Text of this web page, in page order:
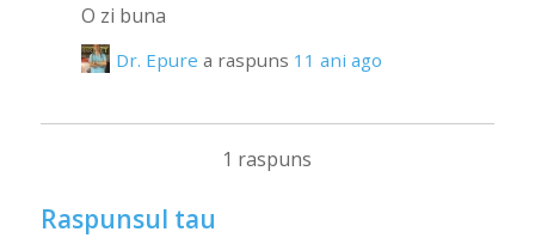
O zi buna
Dr. Epure a raspuns 11 ani ago
1 raspuns
Raspunsul tau